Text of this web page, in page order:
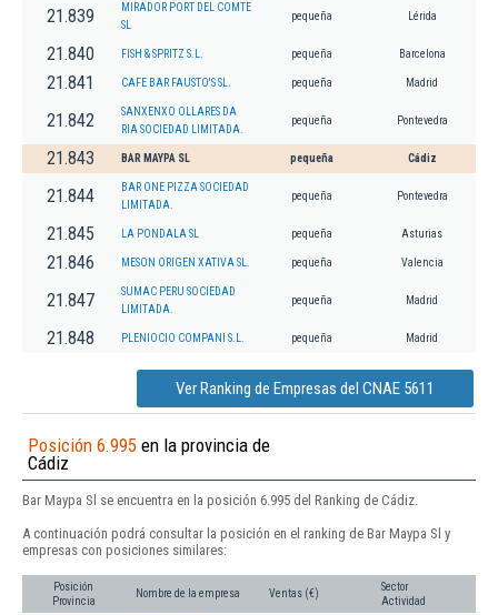
21.839
MIRADOR PORT DEL COMTE
SL
pequeña Lérida
21.840 FISH & SPRITZ S.L. pequeña Barcelona
21.841 CAFE BAR FAUSTO'S SL. pequeña Madrid
21.842
SANXENXO OLLARES DA
RIA SOCIEDAD LIMITADA.
pequeña Pontevedra
21.843 BAR MAYPA SL pequeña Cádiz
21.844
BAR ONE PIZZA SOCIEDAD
LIMITADA.
pequeña Pontevedra
21.845 LA PONDALA SL pequeña Asturias
21.846 MESON ORIGEN XATIVA SL. pequeña Valencia
21.847
SUMAC PERU SOCIEDAD
LIMITADA.
pequeña Madrid
21.848 PLENIOCIO COMPANI S.L. pequeña Madrid
Ver Ranking de Empresas del CNAE 5611
Posición 6.995 en la provincia de
Cádiz
Bar Maypa Sl se encuentra en la posición 6.995 del Ranking de Cádiz.
A continuación podrá consultar la posición en el ranking de Bar Maypa Sl y
empresas con posiciones similares:
Posición
Provincia
Nombre de la empresa Ventas (€)
Sector
Actividad